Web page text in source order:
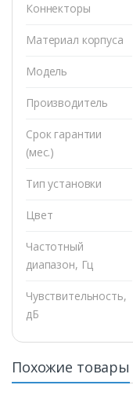
Коннекторы
Материал корпуса
Модель
Производитель
Срок гарантии
(мес.)
Тип установки
Цвет
Частотный
диапазон, Гц
Чувствительность,
дБ
Похожие товары